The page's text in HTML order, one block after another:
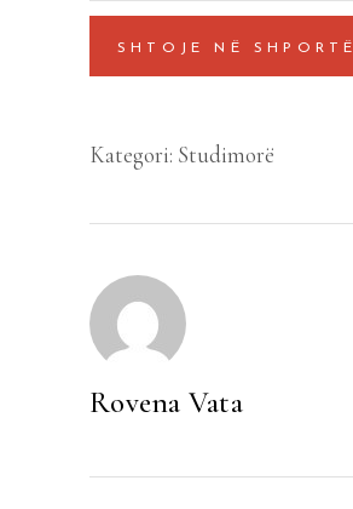
quantity
SHTOJE NË SHPORTË
Kategori: Studimorë
Rovena Vata